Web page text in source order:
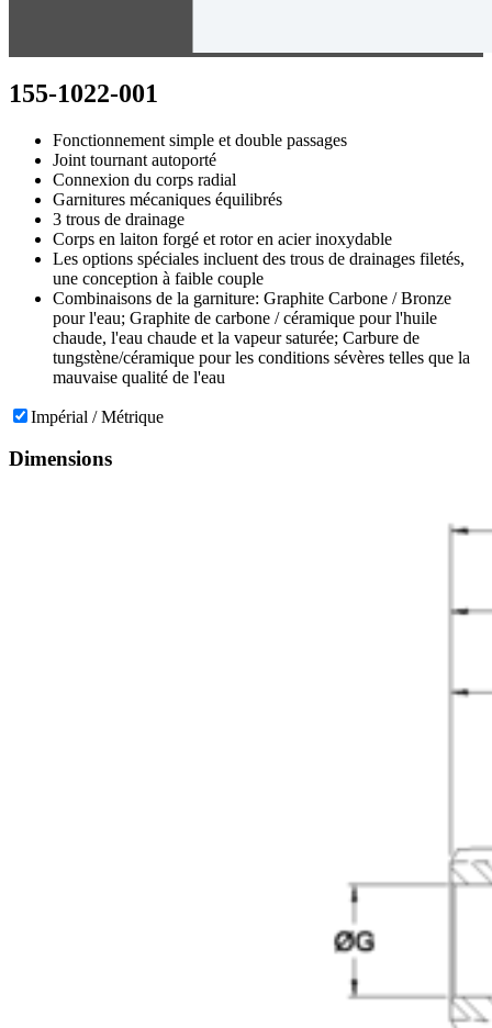
155-1022-001
Fonctionnement simple et double passages
Joint tournant autoporté
Connexion du corps radial
Garnitures mécaniques équilibrés
3 trous de drainage
Corps en laiton forgé et rotor en acier inoxydable
Les options spéciales incluent des trous de drainages filetés,
une conception à faible couple
Combinaisons de la garniture: Graphite Carbone / Bronze
pour l'eau; Graphite de carbone / céramique pour l'huile
chaude, l'eau chaude et la vapeur saturée; Carbure de
tungstène/céramique pour les conditions sévères telles que la
mauvaise qualité de l'eau
Impérial / Métrique
Dimensions